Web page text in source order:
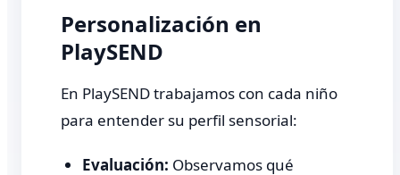
Personalización en
PlaySEND
En PlaySEND trabajamos con cada niño
para entender su perfil sensorial:
Evaluación: Observamos qué